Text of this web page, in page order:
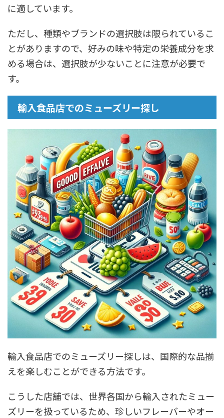
に適しています。
ただし、種類やブランドの選択肢は限られているこ
とがありますので、好みの味や特定の栄養成分を求
める場合は、選択肢が少ないことに注意が必要で
す。
輸入食品店でのミューズリー探し
輸入食品店でのミューズリー探しは、国際的な品揃
えを楽しむことができる方法です。
こうした店舗では、世界各国から輸入されたミュー
ズリーを扱っているため、珍しいフレーバーやオー